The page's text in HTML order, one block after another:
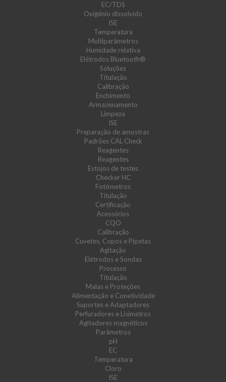
EC/TDS
Oxigénio dissolvido
ISE
Temperatura
Multiparâmetros
Humidade relativa
Elétrodos Bluetooth®
Soluções
Titulação
Calibração
Enchimento
Armazenamento
Limpeza
ISE
Preparação de amostras
Padrões CAL Check
Reagentes
Reagentes
Estojos de testes
Checker HC
Fotómetros
Titulação
Certificação
Acessórios
CQO
Calibração
Cuvetes, Copos e Pipetas
Agitação
Elétrodos e Sondas
Processo
Titulação
Malas e Proteções
Alimentação e Conetividade
Suportes e Adaptadores
Perfuradores e Lisímetros
Agitadores magnéticos
Parâmetros
pH
EC
Temperatura
Cloro
ISE